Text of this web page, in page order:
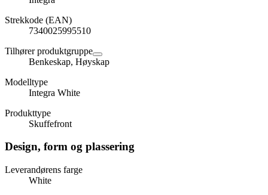
Strekkode (EAN)
7340025995510
Tilhører produktgruppe
Benkeskap, Høyskap
Modelltype
Integra White
Produkttype
Skuffefront
Design, form og plassering
Leverandørens farge
White